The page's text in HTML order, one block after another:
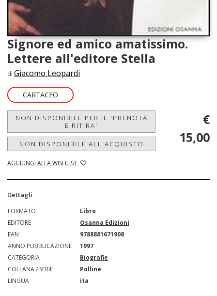
Signore ed amico amatissimo.
Lettere all'editore Stella
di Giacomo Leopardi
CARTACEO
NON DISPONIBILE PER IL 'PRENOTA
E RITIRA'
NON DISPONIBILE ALL'ACQUISTO
AGGIUNGI ALLA WISHLIST
€
15,00
Dettagli
FORMATO
Libro
EDITORE
Osanna Edizioni
EAN
9788881671908
ANNO PUBBLICAZIONE
1997
CATEGORIA
Biografie
COLLANA / SERIE
Polline
LINGUA
ita